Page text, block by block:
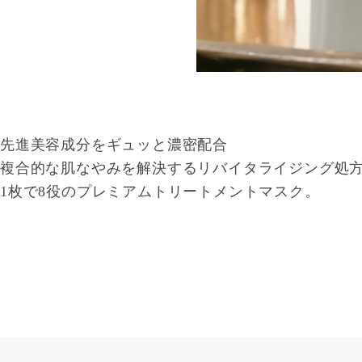
先進美容成分をギュッと濃密配合
複合的な肌なやみを解決するリバイタライジング処
1枚で8役のプレミアムトリートメントマスク。